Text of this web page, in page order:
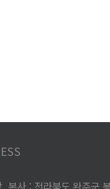
, 본사 : 전라북도 완주군